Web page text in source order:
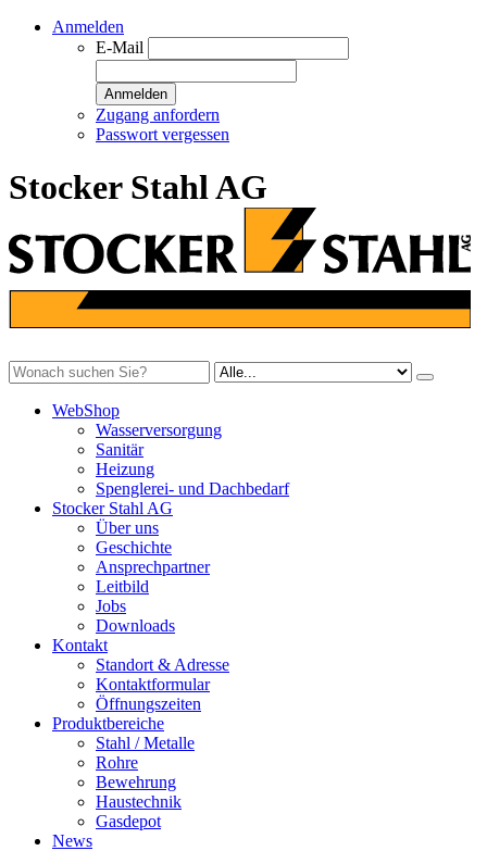
Anmelden
E-Mail
Anmelden
Zugang anfordern
Passwort vergessen
Stocker Stahl AG
WebShop
Wasserversorgung
Sanitär
Heizung
Spenglerei- und Dachbedarf
Stocker Stahl AG
Über uns
Geschichte
Ansprechpartner
Leitbild
Jobs
Downloads
Kontakt
Standort & Adresse
Kontaktformular
Öffnungszeiten
Produktbereiche
Stahl / Metalle
Rohre
Bewehrung
Haustechnik
Gasdepot
News